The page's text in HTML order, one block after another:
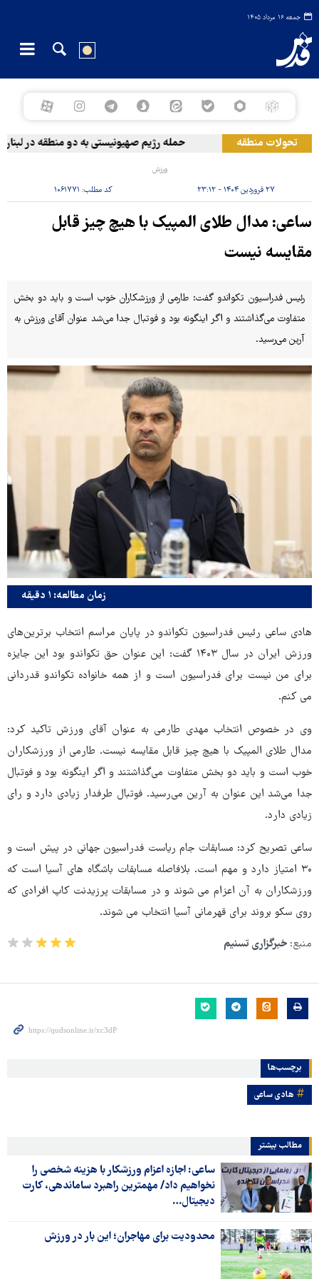
جمعه ۱۶ مرداد ۱۴۰۵
تحولات منطقه حمله رژیم صهیونیستی به دو منطقه در لبنان
ورزش
۲۷ فروردین ۱۴۰۴ - ۲۳:۱۲ کد مطلب: ۱۰۶۱۷۷۱
ساعی: مدال طلای المپیک با هیچ چیز قابل
مقایسه نیست
رئیس فدراسیون تکواندو گفت: طارمی از ورزشکاران خوب است و باید دو بخش
متفاوت می‌گذاشتند و اگر اینگونه بود و فوتبال جدا می‌شد عنوان آقای ورزش به
آرین می‌رسید.
زمان مطالعه: ۱ دقیقه
هادی ساعی رئیس فدراسیون تکواندو در پایان مراسم انتخاب برترین‌های
ورزش ایران در سال ۱۴۰۳ گفت: این عنوان حق تکواندو بود این جایزه
برای من نیست برای فدراسیون است و از همه خانواده تکواندو قدردانی
می کنم.
وی در خصوص انتخاب مهدی طارمی به عنوان آقای ورزش تاکید کرد:
مدال طلای المپیک با هیچ چیز قابل مقایسه نیست. طارمی از ورزشکاران
خوب است و باید دو بخش متفاوت می‌گذاشتند و اگر اینگونه بود و فوتبال
جدا می‌شد این عنوان به آرین می‌رسید. فوتبال طرفدار زیادی دارد و رای
زیادی دارد.
ساعی تصریح کرد: مسابقات جام ریاست فدراسیون جهانی در پیش است و
۳۰ امتیاز دارد و مهم است. بلافاصله مسابقات باشگاه های آسیا است که
ورزشکاران به آن اعزام می شوند و در مسابقات پرزیدنت کاپ افرادی که
روی سکو بروند برای قهرمانی آسیا انتخاب می شوند.
منبع: خبرگزاری تسنیم
برچسب‌ها
هادی ساعی
مطالب بیشتر
ساعی: اجازه اعزام ورزشکار با هزینه شخصی را
نخواهیم داد/ مهمترین راهبرد ساماندهی، کارت
دیجیتال‌…
محدودیت برای مهاجران؛ این بار در ورزش